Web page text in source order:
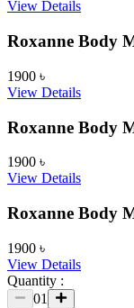
View Details
Roxanne Body
1900 ৳
View Details
Roxanne Body
1900 ৳
View Details
Roxanne Body
1900 ৳
View Details
Quantity :
01